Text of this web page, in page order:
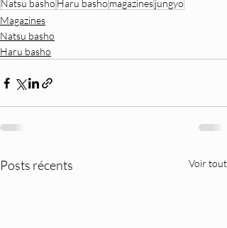
Natsu basho Haru basho magazinesjungyo
Magazines
Natsu basho
Haru basho
Posts récents Voir tout